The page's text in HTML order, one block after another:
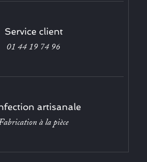
Service client
01 44 19 74 96
artisanale
à la pièce